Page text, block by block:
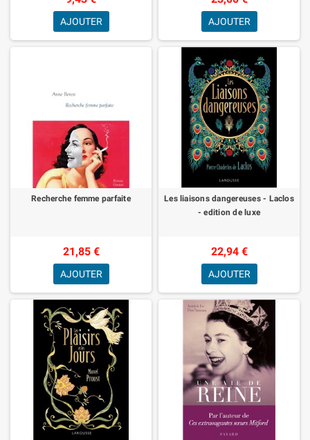
AJOUTER AJOUTER
Recherche femme parfaite
21,85 €
AJOUTER
Les liaisons dangereuses - Laclos
- edition de luxe
22,94 €
AJOUTER